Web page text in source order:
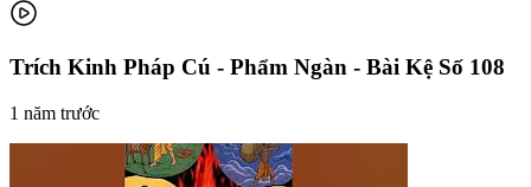
Trích Kinh Pháp Cú - Phẩm Ngàn - Bài Kệ Số 108
1 năm trước